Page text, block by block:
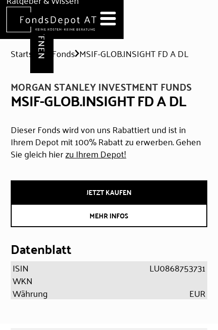
Hilfe & Formulare
DEPOT ERÖFFNEN
Startseite Fonds MSIF-GLOB.INSIGHT FD A DL
MORGAN STANLEY INVESTMENT FUNDS
MSIF-GLOB.INSIGHT FD A DL
Dieser Fonds wird von uns Rabattiert und ist in
Ihrem Depot mit 100% Rabatt zu erwerben. Gehen
Sie gleich hierzu Ihrem Depot!
JETZT KAUFEN
MEHR INFOS
Datenblatt
ISIN
LU0868753731
WKN
Währung
EUR